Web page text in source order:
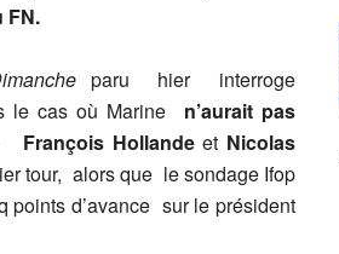
FN.
paru hier interroge
le cas où Marine
n’aurait pas
François Hollandeet Nicolas
tour, alors que le sondage Ifop
d’avance sur le président